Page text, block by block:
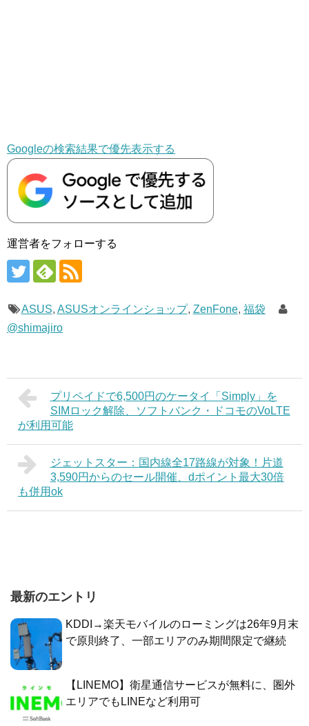
Googleの検索結果で優先表示する
運営者をフォローする
ASUS, ASUSオンラインショップ, ZenFone, 福袋
@shimajiro
プリペイドで6,500円のケータイ「Simply」を
SIMロック解除、ソフトバンク・ドコモのVoLTE
が利用可能
ジェットスター：国内線全17路線が対象！片道
3,590円からのセール開催、dポイント最大30倍
も併用ok
最新のエントリ
KDDI→楽天モバイルのローミングは26年9月末
で原則終了、一部エリアのみ期間限定で継続
【LINEMO】衛星通信サービスが無料に、圏外
エリアでもLINEなど利用可